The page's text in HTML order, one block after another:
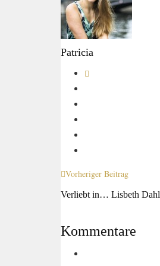
Patricia
Vorheriger Beitrag
Verliebt in… Lisbeth Dahl
Kommentare